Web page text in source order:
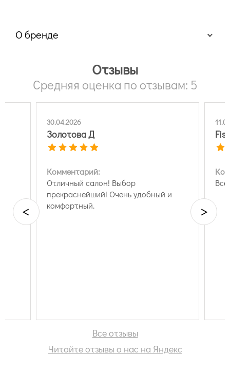
О бренде
Отзывы
Средняя оценка по отзывам: 5
30.04.2026
Золотова Д
Комментарий:
Отличный салон! Выбор
прекраснейший! Очень удобный и
комфортный.
< >
Все отзывы
Читайте отзывы о нас на Яндекс